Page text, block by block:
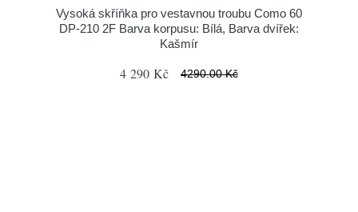
Vysoká skříňka pro vestavnou troubu Como 60
DP-210 2F Barva korpusu: Bílá, Barva dvířek:
Kašmír
4 290 Kč 4290.00 Kč